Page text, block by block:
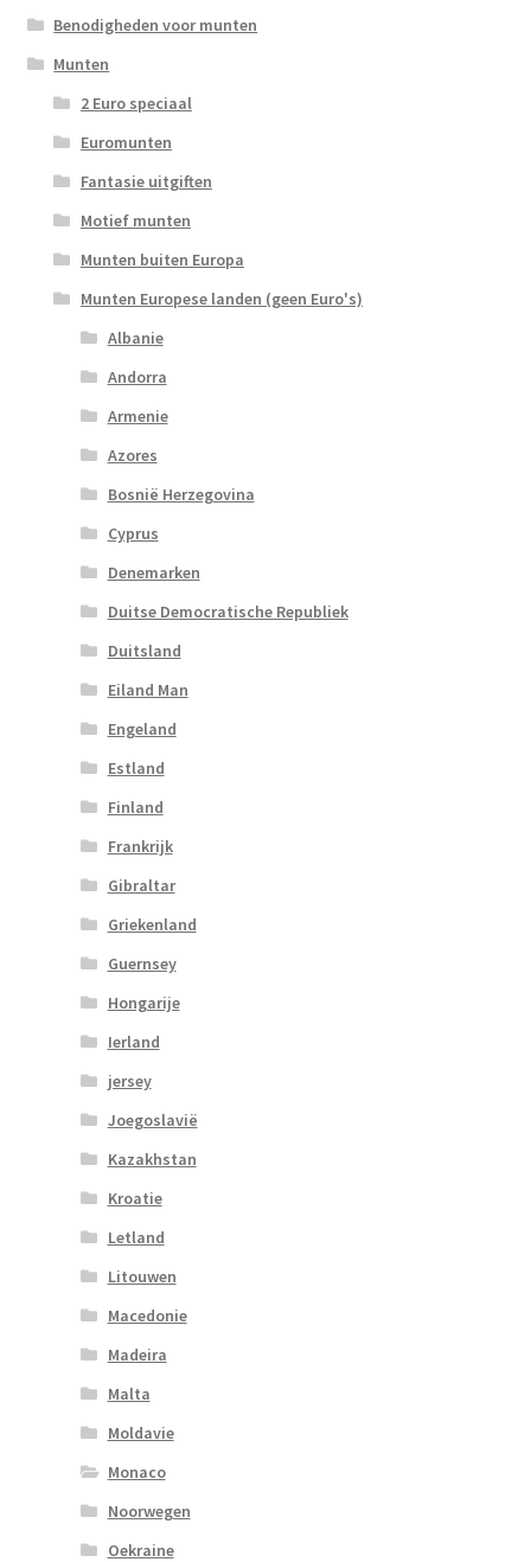
Benodigheden voor munten
Munten
2 Euro speciaal
Euromunten
Fantasie uitgiften
Motief munten
Munten buiten Europa
Munten Europese landen (geen Euro's)
Albanie
Andorra
Armenie
Azores
Bosnië Herzegovina
Cyprus
Denemarken
Duitse Democratische Republiek
Duitsland
Eiland Man
Engeland
Estland
Finland
Frankrijk
Gibraltar
Griekenland
Guernsey
Hongarije
Ierland
jersey
Joegoslavië
Kazakhstan
Kroatie
Letland
Litouwen
Macedonie
Madeira
Malta
Moldavie
Monaco
Noorwegen
Oekraine